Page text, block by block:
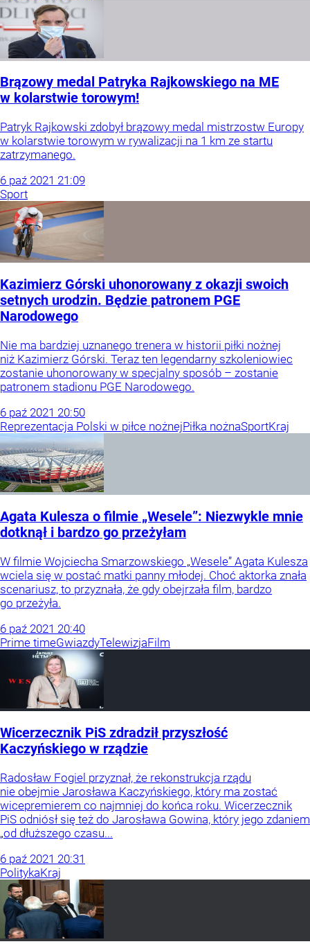
Brązowy medal Patryka Rajkowskiego na ME
w kolarstwie torowym!
Patryk Rajkowski zdobył brązowy medal mistrzostw Europy
w kolarstwie torowym w rywalizacji na 1 km ze startu
zatrzymanego.
6 paź 2021 21:09
Sport
Kazimierz Górski uhonorowany z okazji swoich
setnych urodzin. Będzie patronem PGE
Narodowego
Nie ma bardziej uznanego trenera w historii piłki nożnej
niż Kazimierz Górski. Teraz ten legendarny szkoleniowiec
zostanie uhonorowany w specjalny sposób – zostanie
patronem stadionu PGE Narodowego.
6 paź 2021 20:50
Reprezentacja Polski w piłce nożnejPiłka nożnaSportKraj
Agata Kulesza o filmie „Wesele”: Niezwykle mnie
dotknął i bardzo go przeżyłam
W filmie Wojciecha Smarzowskiego „Wesele” Agata Kulesza
wciela się w postać matki panny młodej. Choć aktorka znała
scenariusz, to przyznała, że gdy obejrzała film, bardzo
go przeżyła.
6 paź 2021 20:40
Prime timeGwiazdyTelewizjaFilm
Wicerzecznik PiS zdradził przyszłość
Kaczyńskiego w rządzie
Radosław Fogiel przyznał, że rekonstrukcja rządu
nie obejmie Jarosława Kaczyńskiego, który ma zostać
wicepremierem co najmniej do końca roku. Wicerzecznik
PiS odniósł się też do Jarosława Gowina, który jego zdaniem
„od dłuższego czasu...
6 paź 2021 20:31
PolitykaKraj